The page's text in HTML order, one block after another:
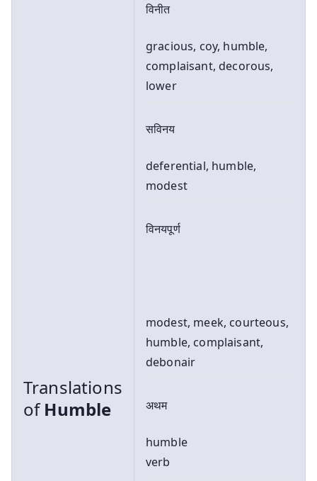
Translations
of Humble
विनीत
gracious, coy, humble,
complaisant, decorous,
lower
सविनय
deferential, humble,
modest
विनयपूर्ण
modest, meek, courteous,
humble, complaisant,
debonair
अथम
humble
verb